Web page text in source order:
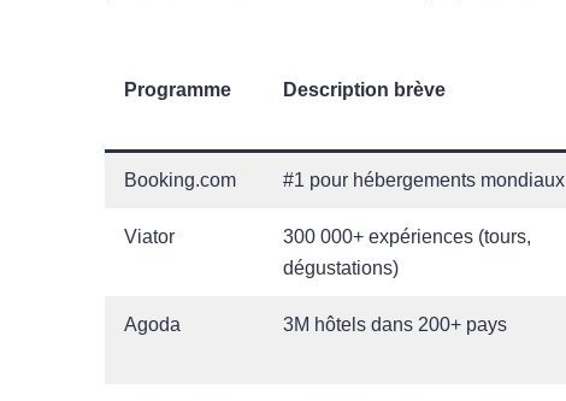
Programme Description brève
Booking.com #1 pour hébergements mondiaux
Viator
300 000+ expériences (tours,
dégustations)
Agoda 3M hôtels dans 200+ pays